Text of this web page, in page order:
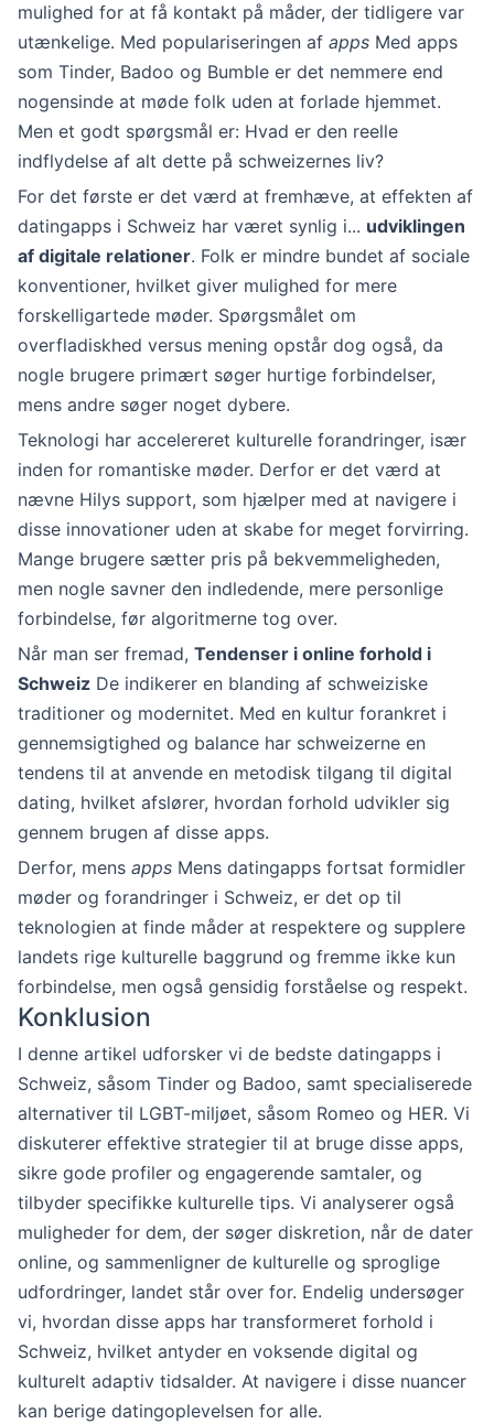
mulighed for at få kontakt på måder, der tidligere var
utænkelige. Med populariseringen af apps Med apps
som Tinder, Badoo og Bumble er det nemmere end
nogensinde at møde folk uden at forlade hjemmet.
Men et godt spørgsmål er: Hvad er den reelle
indflydelse af alt dette på schweizernes liv?
For det første er det værd at fremhæve, at effekten af
datingapps i Schweiz har været synlig i... udviklingen
af digitale relationer. Folk er mindre bundet af sociale
konventioner, hvilket giver mulighed for mere
forskelligartede møder. Spørgsmålet om
overfladiskhed versus mening opstår dog også, da
nogle brugere primært søger hurtige forbindelser,
mens andre søger noget dybere.
Teknologi har accelereret kulturelle forandringer, især
inden for romantiske møder. Derfor er det værd at
nævne Hilys support, som hjælper med at navigere i
disse innovationer uden at skabe for meget forvirring.
Mange brugere sætter pris på bekvemmeligheden,
men nogle savner den indledende, mere personlige
forbindelse, før algoritmerne tog over.
Når man ser fremad, Tendenser i online forhold i
Schweiz De indikerer en blanding af schweiziske
traditioner og modernitet. Med en kultur forankret i
gennemsigtighed og balance har schweizerne en
tendens til at anvende en metodisk tilgang til digital
dating, hvilket afslører, hvordan forhold udvikler sig
gennem brugen af disse apps.
Derfor, mens apps Mens datingapps fortsat formidler
møder og forandringer i Schweiz, er det op til
teknologien at finde måder at respektere og supplere
landets rige kulturelle baggrund og fremme ikke kun
forbindelse, men også gensidig forståelse og respekt.
Konklusion
I denne artikel udforsker vi de bedste datingapps i
Schweiz, såsom Tinder og Badoo, samt specialiserede
alternativer til LGBT-miljøet, såsom Romeo og HER. Vi
diskuterer effektive strategier til at bruge disse apps,
sikre gode profiler og engagerende samtaler, og
tilbyder specifikke kulturelle tips. Vi analyserer også
muligheder for dem, der søger diskretion, når de dater
online, og sammenligner de kulturelle og sproglige
udfordringer, landet står over for. Endelig undersøger
vi, hvordan disse apps har transformeret forhold i
Schweiz, hvilket antyder en voksende digital og
kulturelt adaptiv tidsalder. At navigere i disse nuancer
kan berige datingoplevelsen for alle.